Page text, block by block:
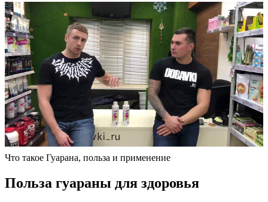
Что такое Гуарана, польза и применение
Польза гуараны для здоровья